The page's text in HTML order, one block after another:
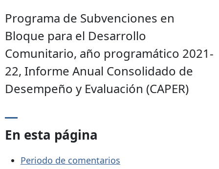
Programa de Subvenciones en
Bloque para el Desarrollo
Comunitario, año programático 2021-
22, Informe Anual Consolidado de
Desempeño y Evaluación (CAPER)
En esta página
Periodo de comentarios